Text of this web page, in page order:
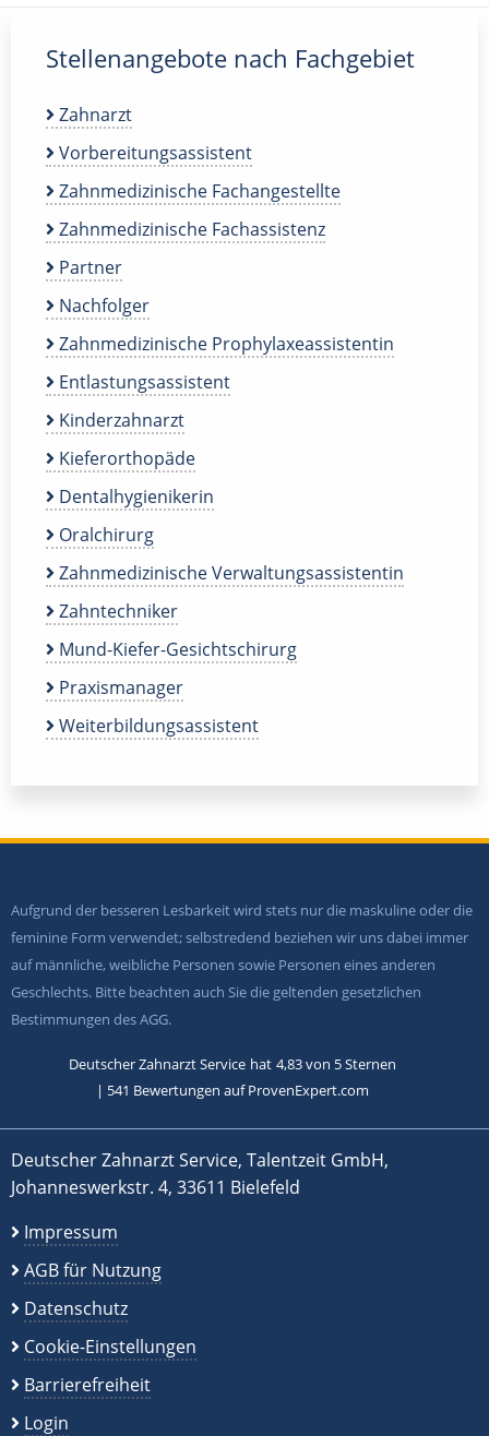
Stellenangebote nach Fachgebiet
Zahnarzt
Vorbereitungsassistent
Zahnmedizinische Fachangestellte
Zahnmedizinische Fachassistenz
Partner
Nachfolger
Zahnmedizinische Prophylaxeassistentin
Entlastungsassistent
Kinderzahnarzt
Kieferorthopäde
Dentalhygienikerin
Oralchirurg
Zahnmedizinische Verwaltungsassistentin
Zahntechniker
Mund-Kiefer-Gesichtschirurg
Praxismanager
Weiterbildungsassistent
Aufgrund der besseren Lesbarkeit wird stets nur die maskuline oder die
feminine Form verwendet; selbstredend beziehen wir uns dabei immer
auf männliche, weibliche Personen sowie Personen eines anderen
Geschlechts. Bitte beachten auch Sie die geltenden gesetzlichen
Bestimmungen des AGG.
Deutscher Zahnarzt Service hat 4,83von 5Sternen
| 541 Bewertungen auf ProvenExpert.com
Deutscher Zahnarzt Service, Talentzeit GmbH,
Johanneswerkstr. 4, 33611 Bielefeld
Impressum
AGB für Nutzung
Datenschutz
Cookie-Einstellungen
Barrierefreiheit
Login